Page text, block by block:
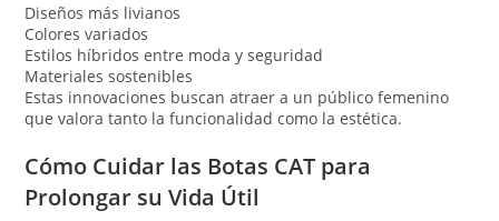
Diseños más livianos
Colores variados
Estilos híbridos entre moda y seguridad
Materiales sostenibles
Estas innovaciones buscan atraer a un público femenino
que valora tanto la funcionalidad como la estética.
Cómo Cuidar las Botas CAT para
Prolongar su Vida Útil